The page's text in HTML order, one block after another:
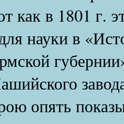
как в 1801 г.
науки в
опять